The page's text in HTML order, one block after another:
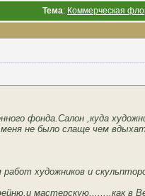
Тема: Коммерческая
фонда.Салон ,куда
не было слаще чем
художников и
мастерскую........как в